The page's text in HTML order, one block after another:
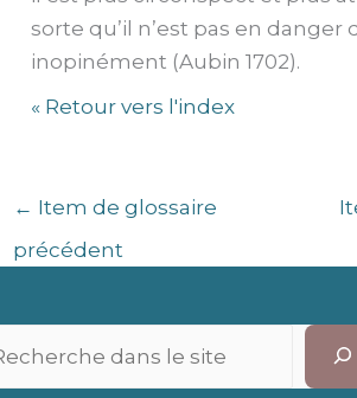
sorte qu’il n’est pas en danger
inopinément (Aubin 1702).
« Retour vers l'index
← Item de glossaire
précédent